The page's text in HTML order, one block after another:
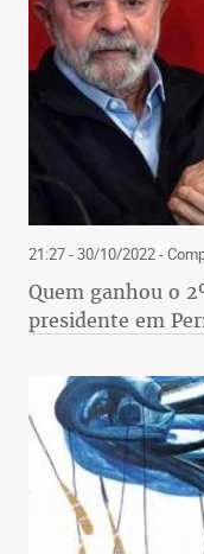
21:27 - 30/10/2022-
Quem ganhou o
presidente em